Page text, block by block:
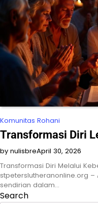
Komunitas Rohani
Transformasi Diri
by nulisbreApril 30, 2026
Transformasi Diri Melalui
stpeterslutheranonline.org
sendirian dalam…
Search